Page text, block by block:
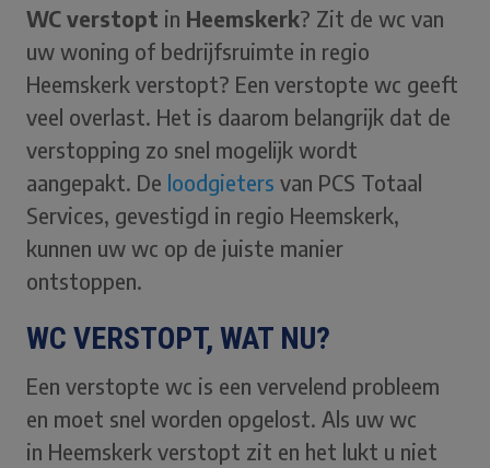
WC verstopt in Heemskerk? Zit de wc van
uw woning of bedrijfsruimte in regio
Heemskerk verstopt? Een verstopte wc geeft
veel overlast. Het is daarom belangrijk dat de
verstopping zo snel mogelijk wordt
aangepakt. De loodgieters van PCS Totaal
Services, gevestigd in regio Heemskerk,
kunnen uw wc op de juiste manier
ontstoppen.
WC VERSTOPT, WAT NU?
Een verstopte wc is een vervelend probleem
en moet snel worden opgelost. Als uw wc
in Heemskerk verstopt zit en het lukt u niet